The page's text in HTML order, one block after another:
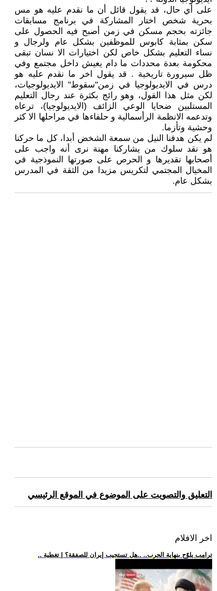
على أي حال، قد يقول قائل أن ما نقدم عليه هو مس
بحرية شخص اختار المشاركة في برنامج مسابقات
جائزته بحجم مسكن في زمن أصبح فيه الحصول على
سكن بمثابة كابوس للموظفين بشكل عام ولرجال و
نساء التعليم بشكل خاص لكن اختيارات الا نسان تبقى
محكومة بعدة محددات ما دام يعيش داخل مجتمع وفي
ظل سيرورة تاريخية . قد يقول اخر ما نقدم عليه هو
درس في الايديولوجيا في زمن"سقوط" الايديولوجيات،
لكن مثل هذا القول، وهو رائج بكثرة عند رجال التعليم
المستلبين ضحايا الوعي الزائف (الايديولوجيا)، ترعاه
وتدعمه الانظمة الرأسمالية و حلفاءها في مراحلها الا كثر
وحشية وتأزما.
لم يكن هدفنا النيل من سمعة الشخض أبدا، كل ما حركنا
هو نقد سلوك من يشاركنا مهنة نرى أنه واجب على
أصحابها تقديرها و الحرص على صورتها النموذجية في
المخيال المجتمي لتكريس مزيدا من الثقة في المدرس
بشكل عام.
التعليق والتصويت على الموضوع في الموقع الرئيسي
اخر الافلام
.. ترامب يلوّح بنهاية الحرب.. ..هل تستجيب إيران للصفقة؟ | تغطية